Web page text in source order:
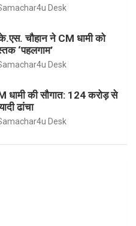
Desk
चौहान ने CM धामी को
‘पहलगाम’
Desk
धामी की सौगात: 124 करोड़ से
ढांचा
Desk